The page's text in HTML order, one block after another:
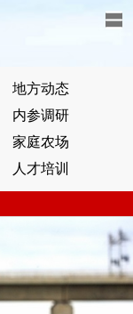
地方动态
内参调研
家庭农场
人才培训